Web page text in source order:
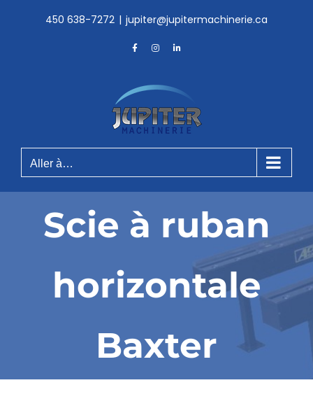
450 638-7272 | jupiter@jupitermachinerie.ca
FacebookInstagramLinkedIn
Aller à…
Scie à ruban
horizontale
Baxter